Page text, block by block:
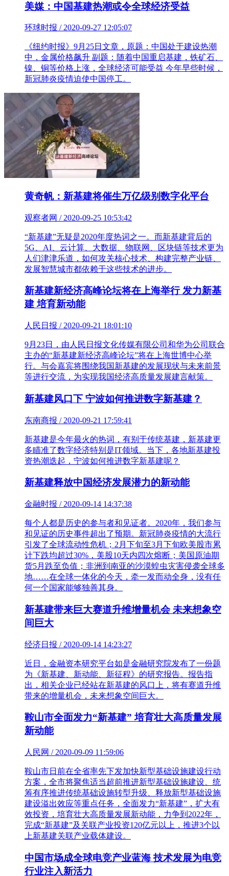
美媒：中国基建热潮或令全球经济受益
环球时报 / 2020-09-27 12:05:07
《纽约时报》9月25日文章，原题：中国处于建设热潮
中，金属价格飙升 副题：随着中国重启基建，铁矿石、
镍、铜等价格上涨，全球经济可能受益 今年早些时候，
新冠肺炎疫情迫使中国停工。
黄奇帆：新基建将催生万亿级别数字化平台
观察者网 / 2020-09-25 10:53:42
“新基建”无疑是2020年度热词之一。而新基建背后的
5G、AI、云计算、大数据、物联网、区块链等技术更为
人们津津乐道，如何攻关核心技术、构建完整产业链、
发展智慧城市都依赖于这些技术的进步。
新基建新经济高峰论坛将在上海举行 发力新基
建 培育新动能
人民日报 / 2020-09-21 18:01:10
9月23日，由人民日报文化传媒有限公司和华为公司联合
主办的“新基建新经济高峰论坛”将在上海世博中心举
行。与会嘉宾将围绕我国新基建的发展现状与未来前景
等进行交流，为实现我国经济高质量发展建言献策。
新基建风口下 宁波如何推进数字新基建？
东南商报 / 2020-09-21 17:59:41
新基建是今年最火的热词，有别于传统基建，新基建更
多瞄准了数字经济特别是IT领域。当下，各地新基建投
资热潮迭起，宁波如何推进数字新基建呢？
新基建释放中国经济发展潜力的新动能
金融时报 / 2020-09-14 14:37:38
每个人都是历史的参与者和见证者。2020年，我们参与
和见证的历史事件超出了预期。新冠肺炎疫情的大流行
引发了全球流动性危机；2月下旬至3月下旬欧美股市累
计下跌均超过30%，美股10天内四次熔断；美国原油期
货5月跌至负值；非洲到南亚的沙漠蝗虫灾害侵袭全球多
地……在全球一体化的今天，牵一发而动全身，没有任
何一个国家能够独善其身。
新基建带来巨大赛道升维增量机会 未来想象空
间巨大
经济日报 / 2020-09-14 14:23:27
近日，金融资本研究平台如是金融研究院发布了一份题
为《新基建、新动能、新征程》的研究报告。报告指
出，相关企业已经站在新基建的风口上，将有赛道升维
带来的增量机会，未来想象空间巨大。
鞍山市全面发力“新基建” 培育壮大高质量发展
新动能
人民网 / 2020-09-09 11:59:06
鞍山市日前在全省率先下发加快新型基础设施建设行动
方案，全市将聚焦适当超前推进新型基础设施建设、统
筹有序推进传统基础设施转型升级、释放新型基础设施
建设溢出效应等重点任务，全面发力“新基建”，扩大有
效投资，培育壮大高质量发展新动能，力争到2022年，
完成“新基建”及关联产业投资120亿元以上，推进3个以
上新基建关联产业载体建设。
中国市场成全球电竞产业蓝海 技术发展为电竞
行业注入新活力